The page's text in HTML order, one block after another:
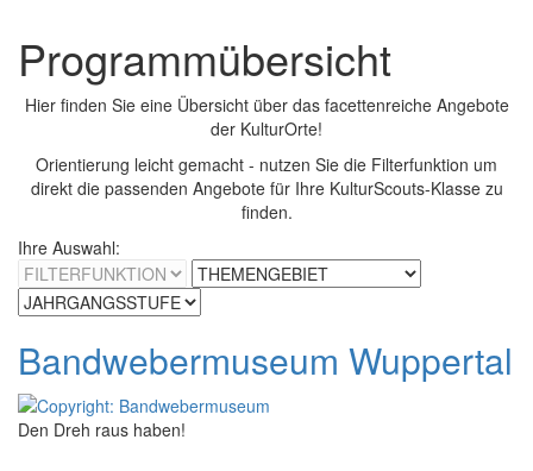
Programmübersicht
Hier finden Sie eine Übersicht über das facettenreiche Angebote
der KulturOrte!
Orientierung leicht gemacht - nutzen Sie die Filterfunktion um
direkt die passenden Angebote für Ihre KulturScouts-Klasse zu
finden.
Ihre Auswahl:
Bandwebermuseum Wuppertal
Den Dreh raus haben!